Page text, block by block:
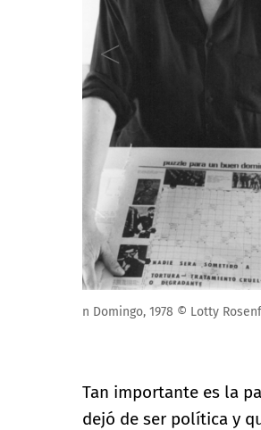
Lotty Rosenfeld. Puerta de
Tan importante es la
dejó de ser política y